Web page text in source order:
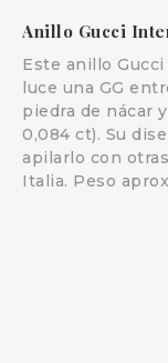
Este anillo
luce una GG
piedra de nácar
0,084 ct). Su
apilarlo con
Italia. Peso